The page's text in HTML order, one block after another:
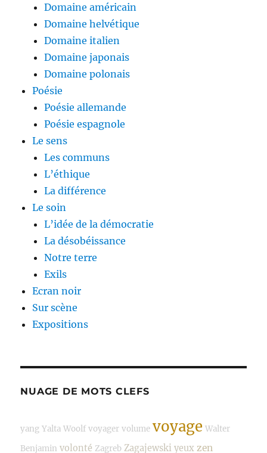
Domaine américain
Domaine helvétique
Domaine italien
Domaine japonais
Domaine polonais
Poésie
Poésie allemande
Poésie espagnole
Le sens
Les communs
L’éthique
La différence
Le soin
L’idée de la démocratie
La désobéissance
Notre terre
Exils
Ecran noir
Sur scène
Expositions
NUAGE DE MOTS CLEFS
yang Yalta Woolf voyager volume voyage Walter
Benjamin volonté Zagreb Zagajewski yeux zen